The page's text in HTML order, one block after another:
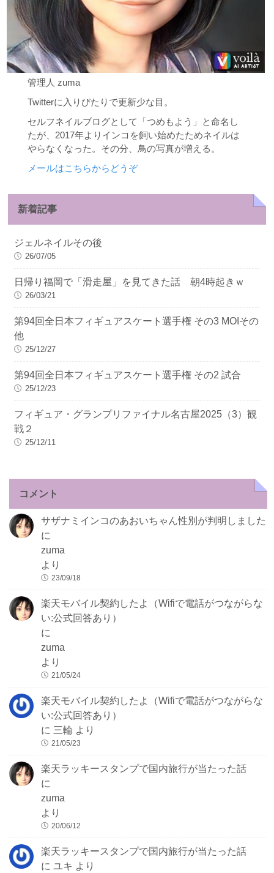
管理人 zuma
Twitterに入りびたりで更新少な目。
セルフネイルブログとして「つめもよう」と命名し
たが、2017年よりインコを飼い始めたためネイルは
やらなくなった。その分、鳥の写真が増える。
メールはこちらからどうぞ
新着記事
ジェルネイルその後
26/07/05
日帰り福岡で「滑走屋」を見てきた話 朝4時起きｗ
26/03/21
第94回全日本フィギュアスケート選手権 その3 MOIその
他
25/12/27
第94回全日本フィギュアスケート選手権 その2 試合
25/12/23
フィギュア・グランプリファイナル名古屋2025（3）観
戦２
25/12/11
コメント
サザナミインコのあおいちゃん性別が判明しました
に
zuma
より
23/09/18
楽天モバイル契約したよ（Wifiで電話がつながらな
い:公式回答あり）
に
zuma
より
21/05/24
楽天モバイル契約したよ（Wifiで電話がつながらな
い:公式回答あり）
に三輪 より
21/05/23
楽天ラッキースタンプで国内旅行が当たった話
に
zuma
より
20/06/12
楽天ラッキースタンプで国内旅行が当たった話
にユキ より